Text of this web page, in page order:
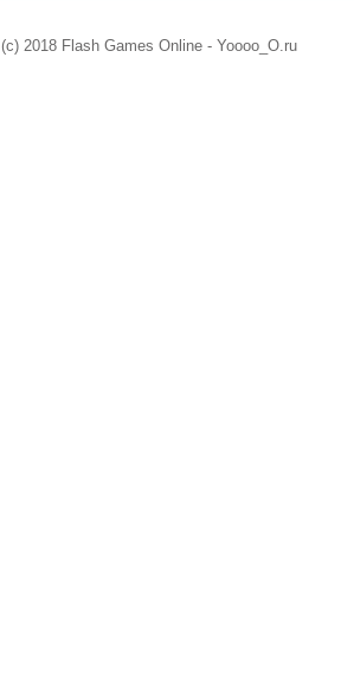
(c) 2018 Flash Games Online - Yoooo_O.ru